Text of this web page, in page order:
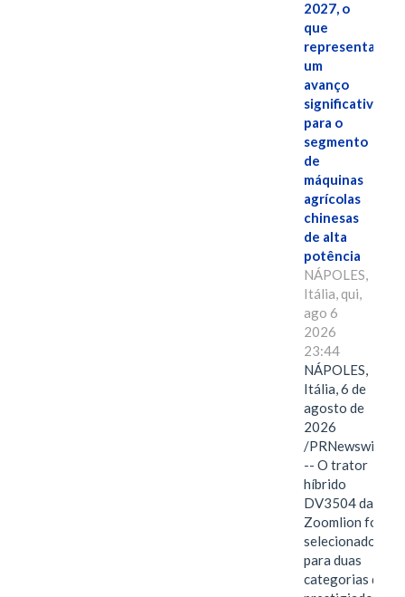
2027, o
que
representa
um
avanço
significativo
para o
segmento
de
máquinas
agrícolas
chinesas
de alta
potência
NÁPOLES,
Itália, qui,
ago 6
2026
23:44
NÁPOLES,
Itália, 6 de
agosto de
2026
/PRNewswire/
-- O trator
híbrido
DV3504 da
Zoomlion foi
selecionado
para duas
categorias do